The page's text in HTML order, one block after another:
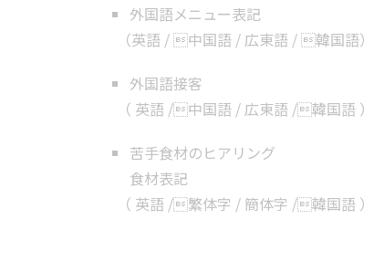
外国語メニュー表記
（英語 /中国語 / 広東語 /韓国語）
外国語接客
（ 英語 /中国語 / 広東語 /韓国語 ）
苦手食材のヒアリング
食材表記
（ 英語 /繁体字 / 簡体字 /韓国語 ）